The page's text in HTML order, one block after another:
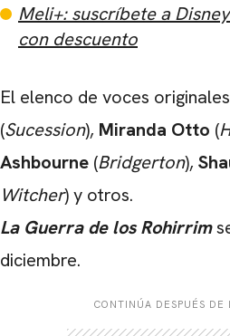
Meli+: suscríbete a
con descuento
El elenco de voces
(Sucession), Miranda Otto (
Ashbourne (Bridgerton),
Witcher) y otros.
La Guerra de los Rohirrim
diciembre.
CONTINÚA DESPUÉS DE